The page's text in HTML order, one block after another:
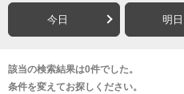
今日 明日
該当の検索結果は0件でした。
条件を変えてお探しください。